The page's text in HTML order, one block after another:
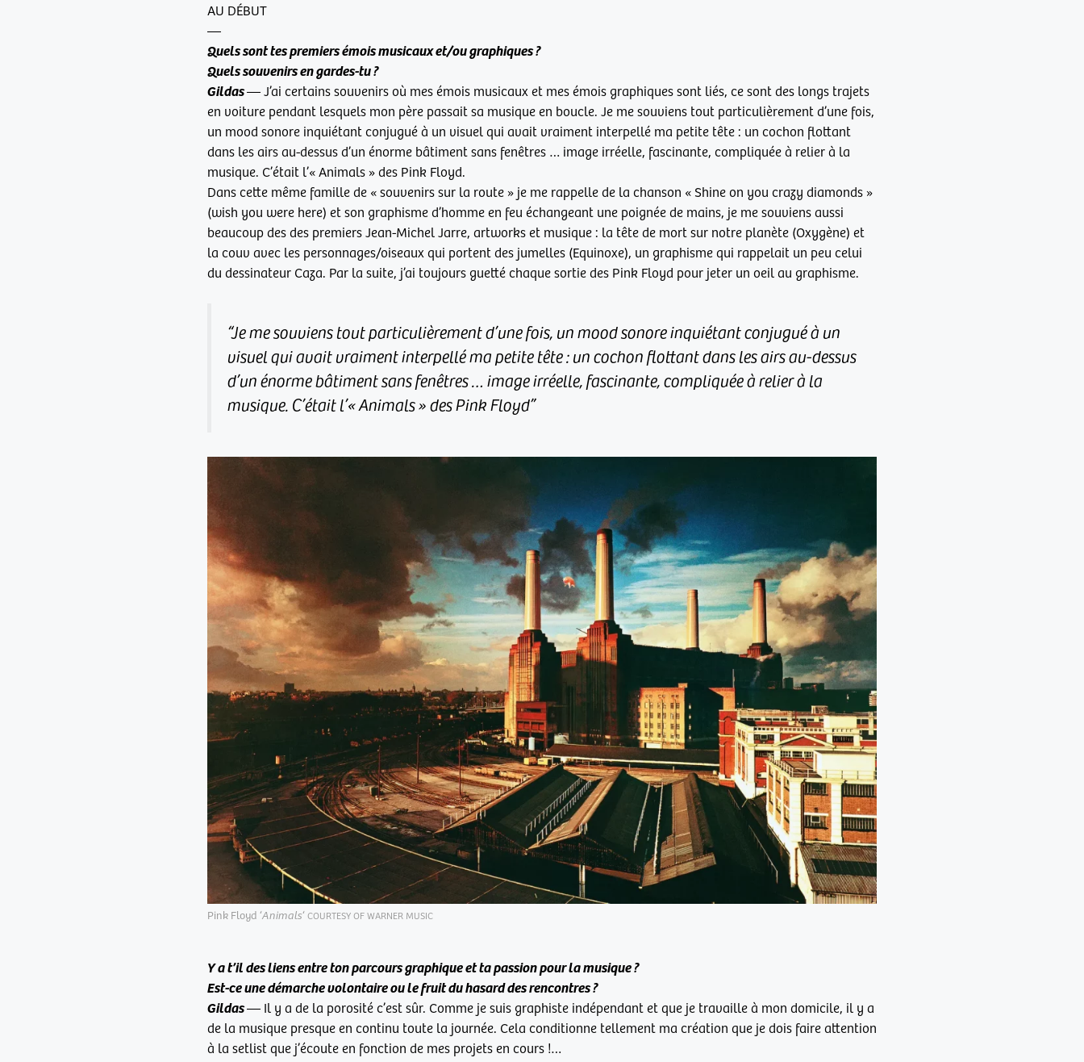
AU DÉBUT
—
Quels sont tes premiers émois musicaux et/ou graphiques ?
Quels souvenirs en gardes-tu ?
Gildas—J’ai certains souvenirs où mes émois musicaux et mes émois graphiques sont liés, ce sont des longs trajets
en voiture pendant lesquels mon père passait sa musique en boucle. Je me souviens tout particulièrement d’une fois,
un mood sonore inquiétant conjugué à un visuel qui avait vraiment interpellé ma petite tête : un cochon flottant
dans les airs au-dessus d’un énorme bâtiment sans fenêtres … image irréelle, fascinante, compliquée à relier à la
musique. C’était l’« Animals » des Pink Floyd.
Dans cette même famille de « souvenirs sur la route » je me rappelle de la chanson « Shine on you crazy diamonds »
(wish you were here) et son graphisme d’homme en feu échangeant une poignée de mains, je me souviens aussi
beaucoup des des premiers Jean-Michel Jarre, artworks et musique : la tête de mort sur notre planète (Oxygène) et
la couv avec les personnages/oiseaux qui portent des jumelles (Equinoxe), un graphisme qui rappelait un peu celui
du dessinateur Caza. Par la suite, j’ai toujours guetté chaque sortie des Pink Floyd pour jeter un oeil au graphisme.
“Je me souviens tout particulièrement d’une fois, un mood sonore inquiétant conjugué à un
visuel qui avait vraiment interpellé ma petite tête : un cochon flottant dans les airs au-dessus
d’un énorme bâtiment sans fenêtres … image irréelle, fascinante, compliquée à relier à la
musique. C’était l’« Animals » des Pink Floyd”
Pink Floyd ‘Animals‘COURTESY OF WARNER MUSIC
Y a t’il des liens entre ton parcours graphique et ta passion pour la musique ?
Est-ce une démarche volontaire ou le fruit du hasard des rencontres ?
Gildas— Il y a de la porosité c’est sûr. Comme je suis graphiste indépendant et que je travaille à mon domicile, il y a
de la musique presque en continu toute la journée. Cela conditionne tellement ma création que je dois faire attention
à la setlist que j’écoute en fonction de mes projets en cours !…